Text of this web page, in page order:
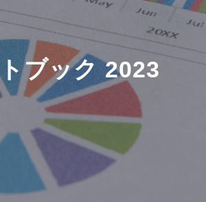
ブック 2023